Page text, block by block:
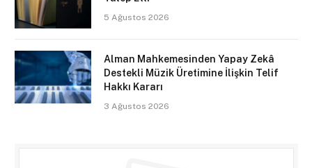
5 Ağustos 2026
Alman Mahkemesinden Yapay Zekâ
Destekli Müzik Üretimine İlişkin Telif
Hakkı Kararı
3 Ağustos 2026